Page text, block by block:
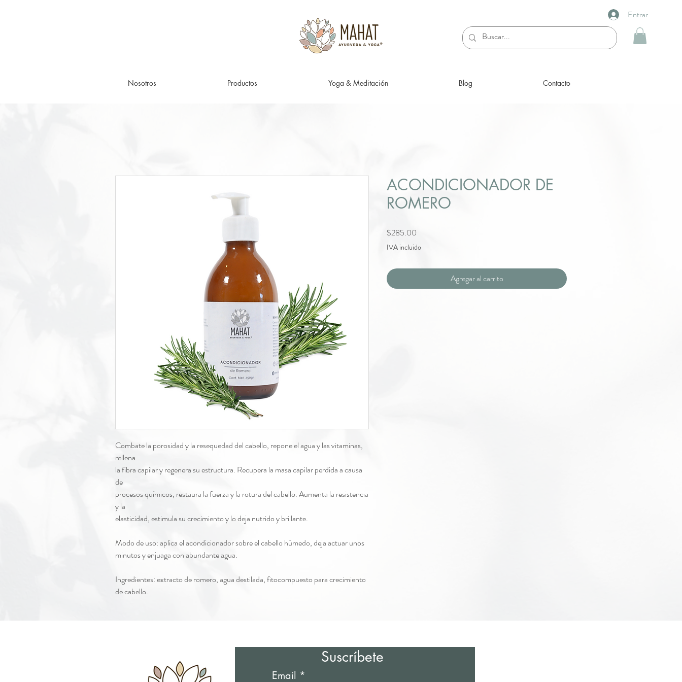
Entrar
Nosotros Productos Yoga & Meditación Blog Contacto
Combate la porosidad y la resequedad del cabello, repone el agua y las vitaminas,
rellena
la fibra capilar y regenera su estructura. Recupera la masa capilar perdida a causa
de
procesos químicos, restaura la fuerza y la rotura del cabello. Aumenta la resistencia
y la
elasticidad, estimula su crecimiento y lo deja nutrido y brillante.
Modo de uso: aplica el acondicionador sobre el cabello húmedo, deja actuar unos
minutos y enjuaga con abundante agua.
Ingredientes: extracto de romero, agua destilada, fitocompuesto para crecimiento
de cabello.
ACONDICIONADOR DE
ROMERO
$285.00
IVA incluido
Agregar al carrito
Suscríbete
Email